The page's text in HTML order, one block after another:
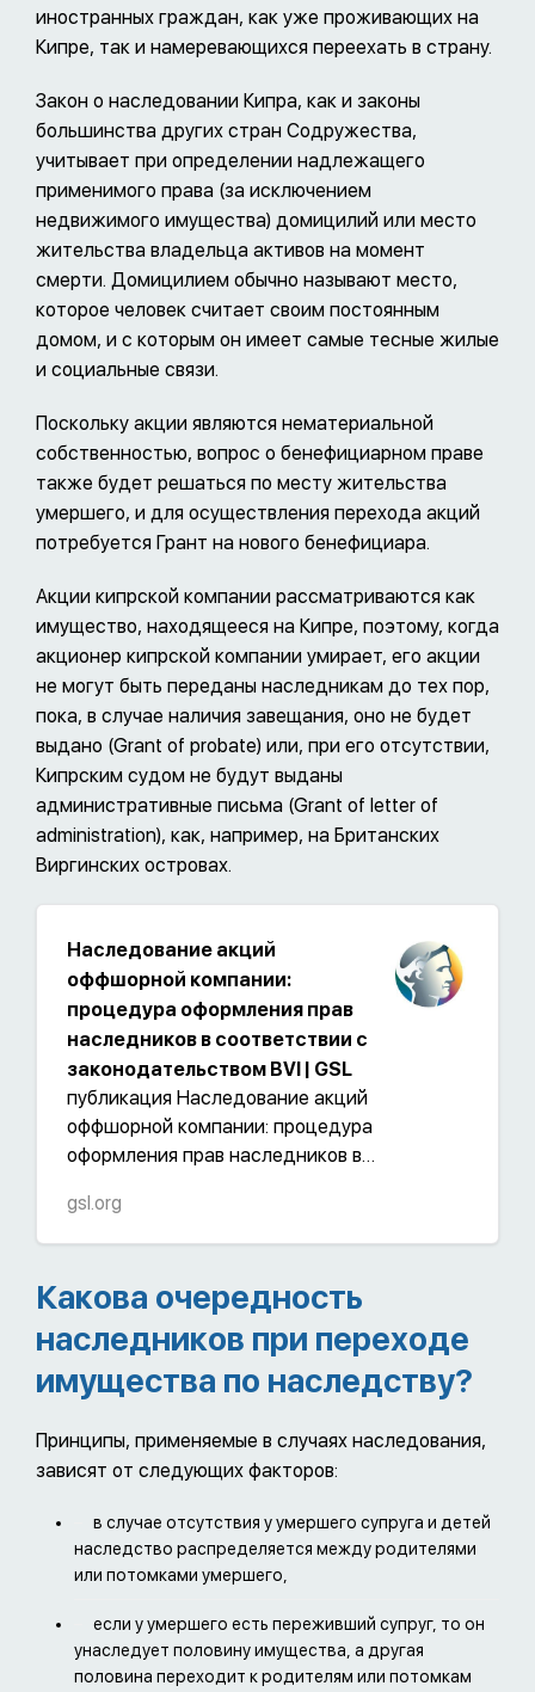
иностранных граждан, как уже проживающих на
Кипре, так и намеревающихся переехать в страну.
Закон о наследовании Кипра, как и законы
большинства других стран Содружества,
учитывает при определении надлежащего
применимого права (за исключением
недвижимого имущества) домицилий или место
жительства владельца активов на момент
смерти. Домицилием обычно называют место,
которое человек считает своим постоянным
домом, и с которым он имеет самые тесные жилые
и социальные связи.
Поскольку акции являются нематериальной
собственностью, вопрос о бенефициарном праве
также будет решаться по месту жительства
умершего, и для осуществления перехода акций
потребуется Грант на нового бенефициара.
Акции кипрской компании рассматриваются как
имущество, находящееся на Кипре, поэтому, когда
акционер кипрской компании умирает, его акции
не могут быть переданы наследникам до тех пор,
пока, в случае наличия завещания, оно не будет
выдано (Grant of probate) или, при его отсутствии,
Кипрским судом не будут выданы
административные письма (Grant of letter of
administration), как, например, на Британских
Виргинских островах.
Наследование акций
оффшорной компании:
процедура оформления прав
наследников в соответствии с
законодательством BVI | GSL
публикация Наследование акций
оффшорной компании: процедура
оформления прав наследников в
gsl.org
Какова очередность
наследников при переходе
имущества по наследству?
Принципы, применяемые в случаях наследования,
зависят от следующих факторов:
в случае отсутствия у умершего супруга и детей
наследство распределяется между родителями
или потомками умершего,
если у умершего есть переживший супруг, то он
унаследует половину имущества, а другая
половина переходит к родителям или потомкам